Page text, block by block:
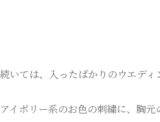
続いては、入ったばかりのウエディ
アイボリー系のお色の刺繍に、胸